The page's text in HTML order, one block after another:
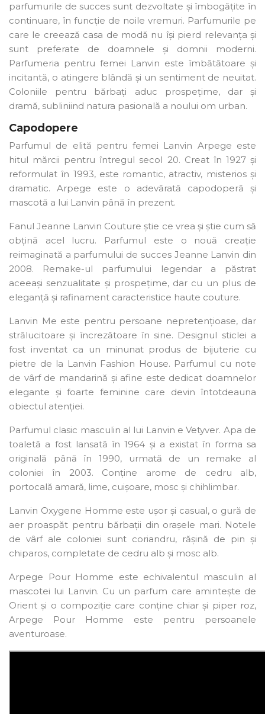
parfumurile de succes sunt dezvoltate și îmbogățite în
continuare, în funcție de noile vremuri. Parfumurile pe
care le creează casa de modă nu își pierd relevanța și
sunt preferate de doamnele și domnii moderni.
Parfumeria pentru femei Lanvin este îmbătătoare și
incitantă, o atingere blândă și un sentiment de neuitat.
Coloniile pentru bărbați aduc prospețime, dar și
dramă, subliniind natura pasională a noului om urban.
Capodopere
Parfumul de elită pentru femei Lanvin Arpege este
hitul mărcii pentru întregul secol 20. Creat în 1927 și
reformulat în 1993, este romantic, atractiv, misterios și
dramatic. Arpege este o adevărată capodoperă și
mascotă a lui Lanvin până în prezent.
Fanul Jeanne Lanvin Couture știe ce vrea și știe cum să
obțină acel lucru. Parfumul este o nouă creație
reimaginată a parfumului de succes Jeanne Lanvin din
2008. Remake-ul parfumului legendar a păstrat
aceeași senzualitate și prospețime, dar cu un plus de
eleganță și rafinament caracteristice haute couture.
Lanvin Me este pentru persoane nepretențioase, dar
strălucitoare și încrezătoare în sine. Designul sticlei a
fost inventat ca un minunat produs de bijuterie cu
pietre de la Lanvin Fashion House. Parfumul cu note
de vârf de mandarină și afine este dedicat doamnelor
elegante și foarte feminine care devin întotdeauna
obiectul atenției.
Parfumul clasic masculin al lui Lanvin e Vetyver. Apa de
toaletă a fost lansată în 1964 și a existat în forma sa
originală până în 1990, urmată de un remake al
coloniei în 2003. Conține arome de cedru alb,
portocală amară, lime, cuișoare, mosc și chihlimbar.
Lanvin Oxygene Homme este ușor și casual, o gură de
aer proaspăt pentru bărbații din orașele mari. Notele
de vârf ale coloniei sunt coriandru, rășină de pin și
chiparos, completate de cedru alb și mosc alb.
Arpege Pour Homme este echivalentul masculin al
mascotei lui Lanvin. Cu un parfum care amintește de
Orient și o compoziție care conține chiar și piper roz,
Arpege Pour Homme este pentru persoanele
aventuroase.